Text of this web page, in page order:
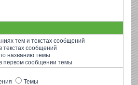
тем и текстах сообщений
текстах сообщений
названию темы
первом сообщении темы
Темы